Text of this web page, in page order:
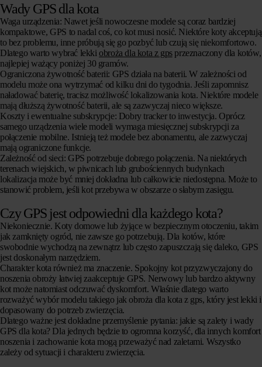
Wady GPS dla kota
Waga urządzenia: Nawet jeśli nowoczesne modele są coraz bardziej
kompaktowe, GPS to nadal coś, co kot musi nosić. Niektóre koty akceptują
to bez problemu, inne próbują się go pozbyć lub czują się niekomfortowo.
Dlatego warto wybrać lekki obroża dla kota z gpsprzeznaczony dla kotów,
najlepiej ważący poniżej 30 gramów.
Ograniczona żywotność baterii: GPS działa na baterii. W zależności od
modelu może ona wytrzymać od kilku dni do tygodnia. Jeśli zapomnisz
naładować baterię, tracisz możliwość lokalizowania kota. Niektóre modele
mają dłuższą żywotność baterii, ale są zazwyczaj nieco większe.
Koszty i ewentualne subskrypcje: Dobry tracker to inwestycja. Oprócz
samego urządzenia wiele modeli wymaga miesięcznej subskrypcji za
połączenie mobilne. Istnieją też modele bez abonamentu, ale zazwyczaj
mają ograniczone funkcje.
Zależność od sieci: GPS potrzebuje dobrego połączenia. Na niektórych
terenach wiejskich, w piwnicach lub grubościennych budynkach
lokalizacja może być mniej dokładna lub całkowicie niedostępna. Może to
stanowić problem, jeśli kot przebywa w obszarze o słabym zasięgu.
Czy GPS jest odpowiedni dla każdego kota?
Niekoniecznie. Koty domowe lub żyjące w bezpiecznym otoczeniu, takim
jak zamknięty ogród, nie zawsze go potrzebują. Dla kotów, które
swobodnie wychodzą na zewnątrz lub często zapuszczają się daleko, GPS
jest doskonałym narzędziem.
Charakter kota również ma znaczenie. Spokojny kot przyzwyczajony do
noszenia obroży łatwiej zaakceptuje GPS. Nerwowy lub bardzo aktywny
kot może natomiast odczuwać dyskomfort. Właśnie dlatego warto
rozważyć wybór modelu takiego jak obroża dla kota z gps, który jest lekki i
dopasowany do potrzeb zwierzęcia.
Dlatego ważne jest dokładne przemyślenie pytania: jakie są zalety i wady
GPS dla kota? Dla jednych będzie to ogromna korzyść, dla innych komfort
noszenia i zachowanie kota mogą przeważyć nad zaletami. Wszystko
zależy od sytuacji i charakteru zwierzęcia.